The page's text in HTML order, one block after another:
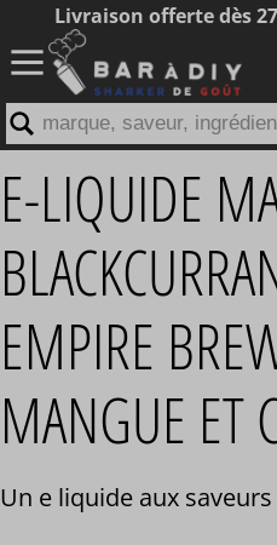
E-LIQUIDE
EMPIRE
MANGUE ET
Un e liquide aux
Livraison offerte dès